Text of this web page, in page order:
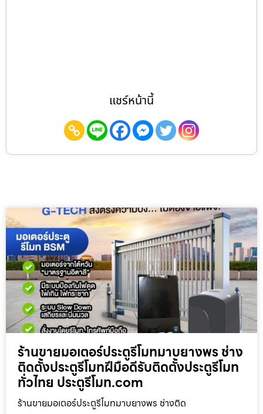
แชร์หน้านี้
ร้านขายมอเตอร์ประตูรีโมทมาบยางพร ช่าง
ติดตั้งประตูรีโมทฝีมือดีรับติดตั้งประตูรีโมท
ทั่วไทย ประตูรีโมท.com
ร้านขายมอเตอร์ประตูรีโมทมาบยางพร ช่างติด